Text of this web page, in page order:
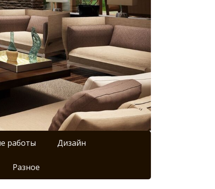
работы Дизайн
Разное